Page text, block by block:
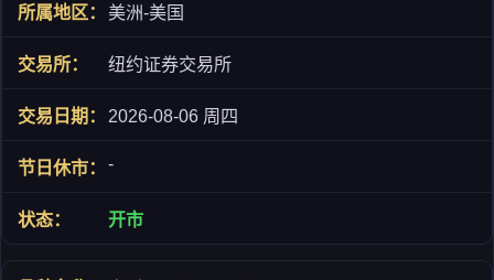
美洲-美国
纽约证券交易所
2026-08-06 周四
-
开市